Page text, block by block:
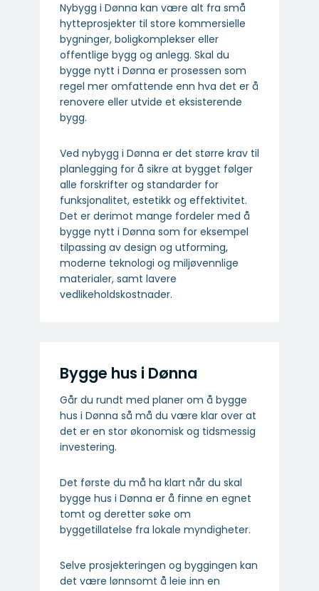
Nybygg i Dønna kan være alt fra små
hytteprosjekter til store kommersielle
bygninger, boligkomplekser eller
offentlige bygg og anlegg. Skal du
bygge nytt i Dønna er prosessen som
regel mer omfattende enn hva det er å
renovere eller utvide et eksisterende
bygg.
Ved nybygg i Dønna er det større krav til
planlegging for å sikre at bygget følger
alle forskrifter og standarder for
funksjonalitet, estetikk og effektivitet.
Det er derimot mange fordeler med å
bygge nytt i Dønna som for eksempel
tilpassing av design og utforming,
moderne teknologi og miljøvennlige
materialer, samt lavere
vedlikeholdskostnader.
Bygge hus i Dønna
Går du rundt med planer om å bygge
hus i Dønna så må du være klar over at
det er en stor økonomisk og tidsmessig
investering.
Det første du må ha klart når du skal
bygge hus i Dønna er å finne en egnet
tomt og deretter søke om
byggetillatelse fra lokale myndigheter.
Selve prosjekteringen og byggingen kan
det være lønnsomt å leie inn en